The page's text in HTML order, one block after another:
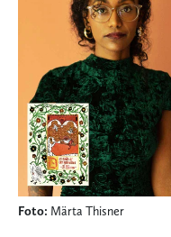
Foto: Märta Thisner